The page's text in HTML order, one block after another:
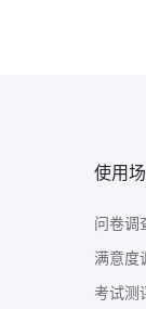
使用
问卷调
满意度
考试测